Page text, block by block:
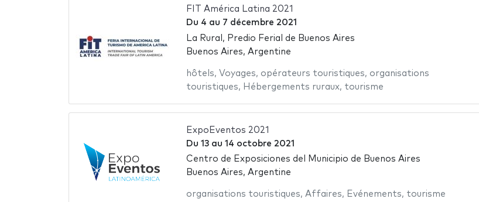
FIT América Latina 2021
Du 4 au 7 décembre 2021
La Rural, Predio Ferial de Buenos Aires
Buenos Aires, Argentine
hôtels, Voyages, opérateurs touristiques, organisations
touristiques, Hébergements ruraux, tourisme
ExpoEventos 2021
Du 13au 14 octobre 2021
Centro de Exposiciones del Municipio de Buenos Aires
Buenos Aires, Argentine
organisations touristiques, Affaires, Evénements, tourisme